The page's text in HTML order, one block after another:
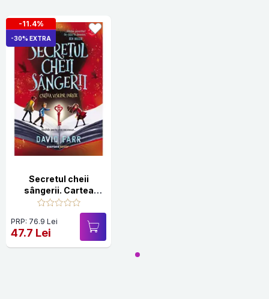
-11.4%
-30% EXTRA
Secretul cheii
sângerii. Cartea
viselor furate
PRP: 76.9 Lei
47.7 Lei